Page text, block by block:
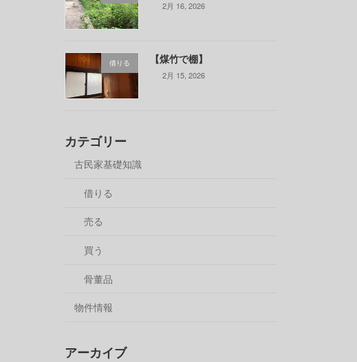
2月 16, 2026
借りる 【煤竹で棚】
2月 15, 2026
カテゴリー
古民家基礎知識
借りる
売る
買う
骨董品
物件情報
アーカイブ